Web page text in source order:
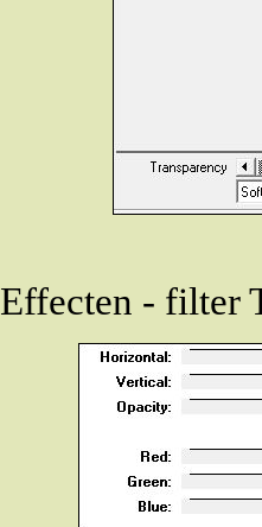
Effecten - filter